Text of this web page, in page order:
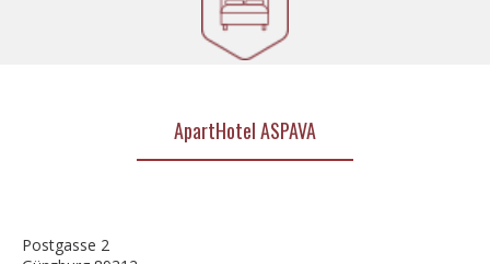
ApartHotel ASPAVA
Postgasse 2